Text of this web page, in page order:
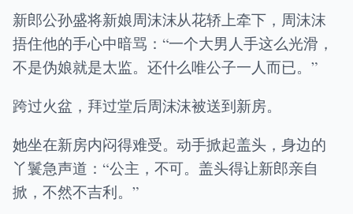
新郎公孙盛将新娘周沫沫从花轿上牵下，周沫沫
捂住他的手心中暗骂：“一个大男人手这么光滑，
不是伪娘就是太监。还什么唯公子一人而已。”
跨过火盆，拜过堂后周沫沫被送到新房。
她坐在新房内闷得难受。动手掀起盖头，身边的
丫鬟急声道：“公主，不可。盖头得让新郎亲自
掀，不然不吉利。”